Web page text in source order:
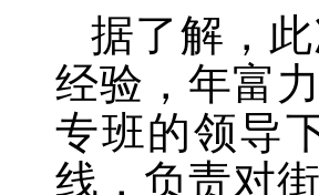
据了解，
经验，年富
专班的领导
线，负责对